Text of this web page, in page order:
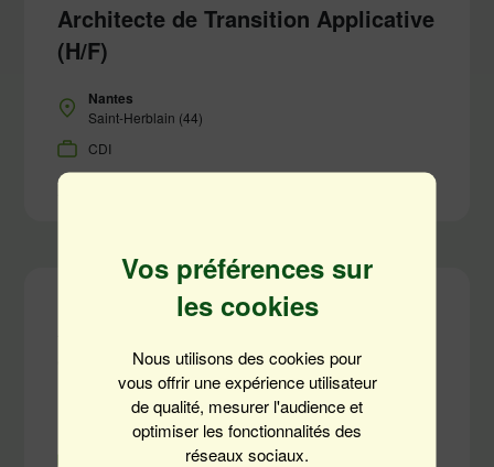
Architecte de Transition Applicative
(H/F)
Nantes
Saint-Herblain (44)
CDI
Montpellier
Saint-Mathieu-de-Tréviers (34)
Vos préférences sur
les cookies
Nous utilisons des cookies pour
vous offrir une expérience utilisateur
de qualité, mesurer l'audience et
optimiser les fonctionnalités des
réseaux sociaux.